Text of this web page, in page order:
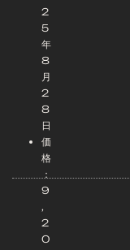
2
5
年
8
月
2
8
日
価
格
：
9
,
2
0